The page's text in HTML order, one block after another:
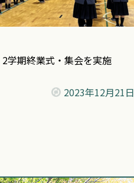
2学期終業式・集会を実施
2023年12月21日